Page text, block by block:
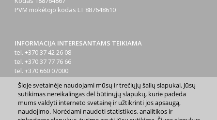
PVM mokėtojo kodas LT 887648610
INFORMACIJA INTERESANTAMS TEIKIAMA
tel. +370 37 42 26 08
tel. +370 37 77 76 66
tel. +370 660 07000
el. p.info@kaunas.lt
Šioje svetainėje naudojami mūsų ir trečiųjų šalių slapukai. Jūsų
sutikimas nereikalingas dėl būtinųjų slapukų, kurie padeda
mums valdyti interneto svetainę ir užtikrinti jos apsaugą,
naudojimo. Norėdami naudoti statistikos, analitikos ir